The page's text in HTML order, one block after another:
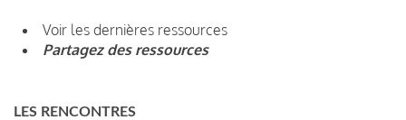
Voir les dernières ressources
Partagez des ressources
LES RENCONTRES